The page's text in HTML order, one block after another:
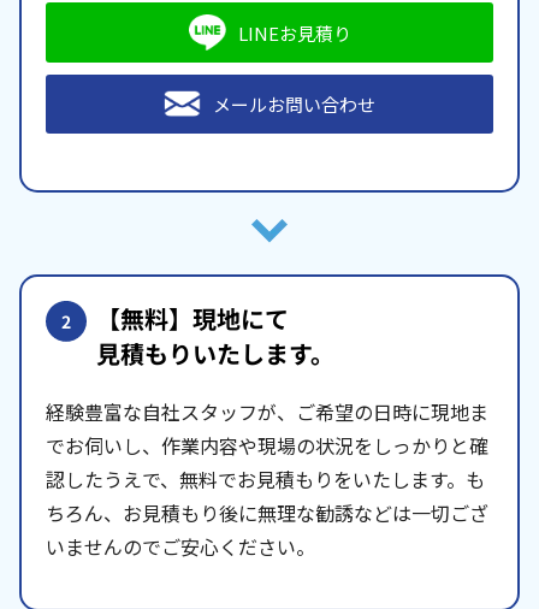
LINEお見積り
メールお問い合わせ
2 【無料】現地にて
見積もりいたします。
経験豊富な自社スタッフが、ご希望の日時に現地ま
でお伺いし、作業内容や現場の状況をしっかりと確
認したうえで、無料でお見積もりをいたします。も
ちろん、お見積もり後に無理な勧誘などは一切ござ
いませんのでご安心ください。